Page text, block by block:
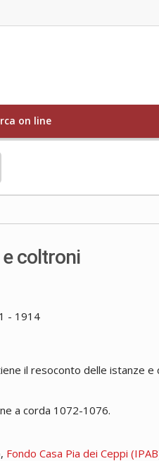
on line
coltroni
- 1914
il resoconto delle istanze
a corda 1072-1076.
Fondo Casa Pia dei Ceppi